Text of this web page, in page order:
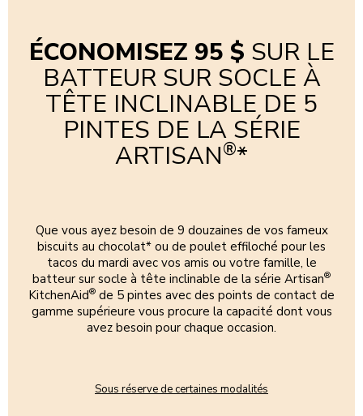
ÉCONOMISEZ 95 $ SUR LE
BATTEUR SUR SOCLE À
TÊTE INCLINABLE DE 5
PINTES DE LA SÉRIE
ARTISAN®*
Que vous ayez besoin de 9 douzaines de vos fameux
biscuits au chocolat* ou de poulet effiloché pour les
tacos du mardi avec vos amis ou votre famille, le
batteur sur socle à tête inclinable de la série Artisan®
KitchenAid® de 5 pintes avec des points de contact de
gamme supérieure vous procure la capacité dont vous
avez besoin pour chaque occasion.
Sous réserve de certaines modalités